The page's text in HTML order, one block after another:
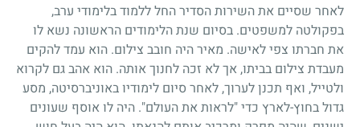
לאחר שסיים את השירות הסדיר החל ללמוד בלימודי ערב,
בפקולטה למשפטים. בסיום שנת הלימודים הראשונה נשא לו
את חברתו צפי לאישה. מאיר היה חובב צילום. הוא עמד להקים
מעבדת צילום בביתו, אך לא זכה לחנוך אותה. הוא אהב גם לקרוא
ולטייל, ואף תכנן לערוך, לאחר סיום לימודיו באוניברסיטה, מסע
גדול בחוץ-לארץ כדי "לראות את העולם". היה לו אוסף שעונים